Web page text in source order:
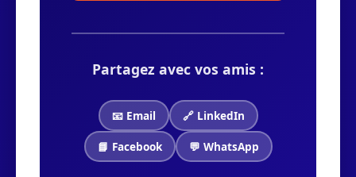
Partagez avec vos amis :
📧 Email 🔗 LinkedIn
📘 Facebook 💬 WhatsApp